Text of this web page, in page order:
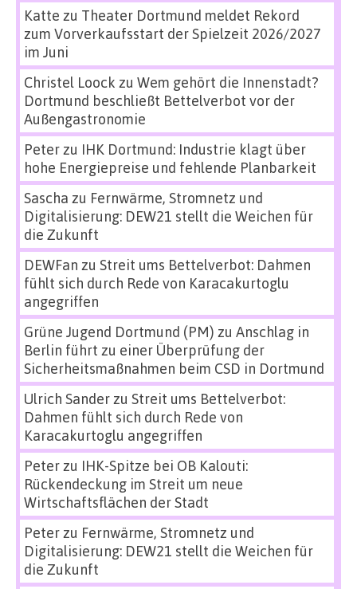
Katte zu Theater Dortmund meldet Rekord
zum Vorverkaufsstart der Spielzeit 2026/2027
im Juni
Christel Loock zu Wem gehört die Innenstadt?
Dortmund beschließt Bettelverbot vor der
Außengastronomie
Peterzu IHK Dortmund: Industrie klagt über
hohe Energiepreise und fehlende Planbarkeit
Sascha zu Fernwärme, Stromnetz und
Digitalisierung: DEW21 stellt die Weichen für
die Zukunft
DEWFan zu Streit ums Bettelverbot: Dahmen
fühlt sich durch Rede von Karacakurtoglu
angegriffen
Grüne Jugend Dortmund (PM) zu Anschlag in
Berlin führt zu einer Überprüfung der
Sicherheitsmaßnahmen beim CSD in Dortmund
Ulrich Sanderzu Streit ums Bettelverbot:
Dahmen fühlt sich durch Rede von
Karacakurtoglu angegriffen
Peterzu IHK-Spitze bei OB Kalouti:
Rückendeckung im Streit um neue
Wirtschaftsflächen der Stadt
Peterzu Fernwärme, Stromnetz und
Digitalisierung: DEW21 stellt die Weichen für
die Zukunft